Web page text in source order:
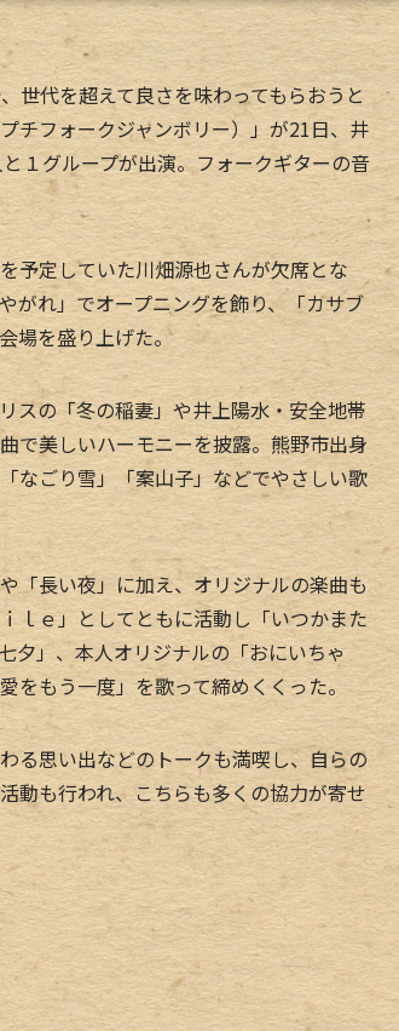
代を超えて良さを味わってもらおうと
フォークジャンボリー）」が21日、井
１グループが出演。フォークギターの音
定していた川畑源也さんが欠席とな
がれ」でオープニングを飾り、「カサブ
場を盛り上げた。
の「冬の稲妻」や井上陽水・安全地帯
で美しいハーモニーを披露。熊野市出身
なごり雪」「案山子」などでやさしい歌
長い夜」に加え、オリジナルの楽曲も
ｌｅ」としてともに活動し「いつかまた
夕」、本人オリジナルの「おにいちゃ
もう一度」を歌って締めくくった。
思い出などのトークも満喫し、自らの
動も行われ、こちらも多くの協力が寄せ